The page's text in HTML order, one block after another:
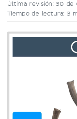
Última revisión: 30 de
Tiempo de lectura: 3